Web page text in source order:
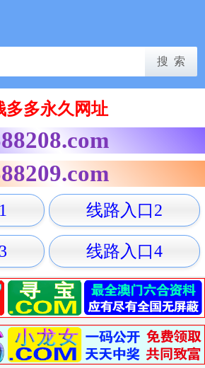
多多永久网址
线路入口2
线路入口4